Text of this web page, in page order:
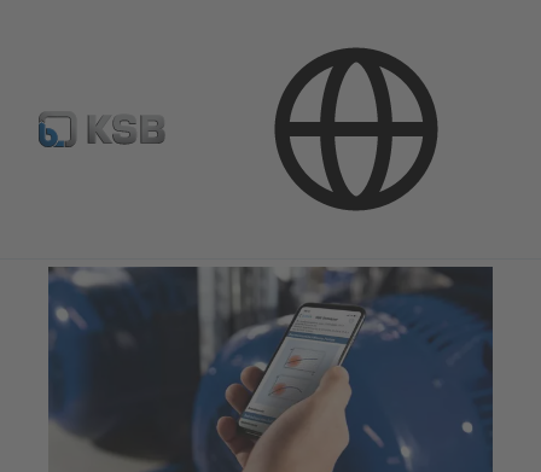
Programinė įranga ir praktinė patirtis
Analizės įrankiai